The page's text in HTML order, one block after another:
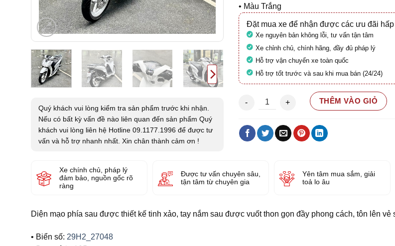
Quý khách vui lòng kiểm tra sản phẩm trước khi nhận.
Nếu có bất kỳ vấn đề nào liên quan đến sản phẩm Quý
khách vui lòng liên hệ Hotline 09.1177.1996 để được tư
vấn và hỗ trợ nhanh nhất. Xin chân thành cảm ơn !
• Màu Trắng
Đặt mua xe để nhận được các ưu đãi
Xe nguyên bản không lỗi, tư vấn tận tâm
Xe chỉnh chủ, chính hãng, đầy đủ pháp lý
Hỗ trợ vận chuyển xe toàn quốc
Hỗ trợ tốt trước và sau khi mua bán (24/24)
Honda SH 125 CBS 2021 29H2-270.48 số lượng
THÊM VÀO GIỎ
Xe chính chủ, pháp lý
đảm bảo, nguồn gốc rõ
ràng
Được tư vấn chuyên sâu,
tận tâm từ chuyên gia
Yên tâm mua sắm, giải
toả lo âu
Diện mạo phía sau được thiết kế tinh xảo, tay nắm sau được vuốt thon gọn đầy phong cách, tôn lên vẻ
• Biển số: 29H2_27048